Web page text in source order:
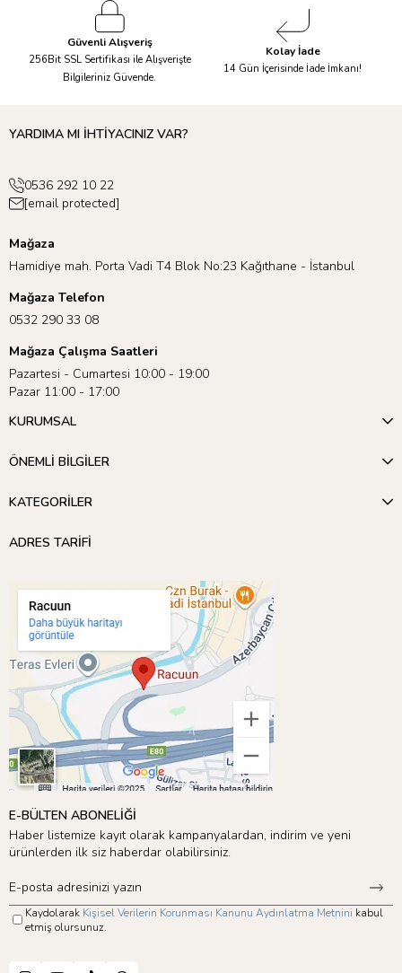
Güvenli Alışveriş
256Bit SSL Sertifikası ile Alışverişte
Bilgileriniz Güvende.
Kolay İade
14 Gün İçerisinde İade İmkanı!
YARDIMA MI İHTİYACINIZ VAR?
0536 292 10 22
[email protected]
Mağaza
Hamidiye mah. Porta Vadi T4 Blok No:23 Kağıthane - İstanbul
Mağaza Telefon
0532 290 33 08
Mağaza Çalışma Saatleri
Pazartesi - Cumartesi 10:00 - 19:00
Pazar 11:00 - 17:00
KURUMSAL
ÖNEMLİ BİLGİLER
KATEGORİLER
ADRES TARİFİ
E-BÜLTEN ABONELİĞİ
Haber listemize kayıt olarak kampanyalardan, indirim ve yeni
ürünlerden ilk siz haberdar olabilirsiniz.
Kaydolarak Kişisel Verilerin Korunması Kanunu Aydınlatma Metnini kabul
etmiş olursunuz.